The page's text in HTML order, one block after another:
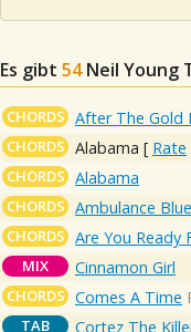
Es gibt 54 Neil Young
CHORDS After The Gold
CHORDS Alabama [ Rate
CHORDS Alabama
CHORDS Ambulance
CHORDS Are You Ready
MIX Cinnamon Girl
CHORDS Comes A Time
TAB Cortez The